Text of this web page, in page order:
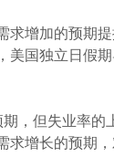
增加的预期
国独立日假
，但失业率
增长的预期，